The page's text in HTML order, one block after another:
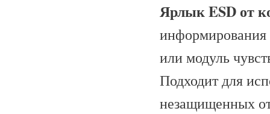
Ярлык ESD от
информирования
или модуль
Подходит для
незащищенных от